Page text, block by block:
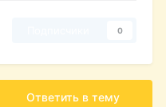
0
Ответить в тему